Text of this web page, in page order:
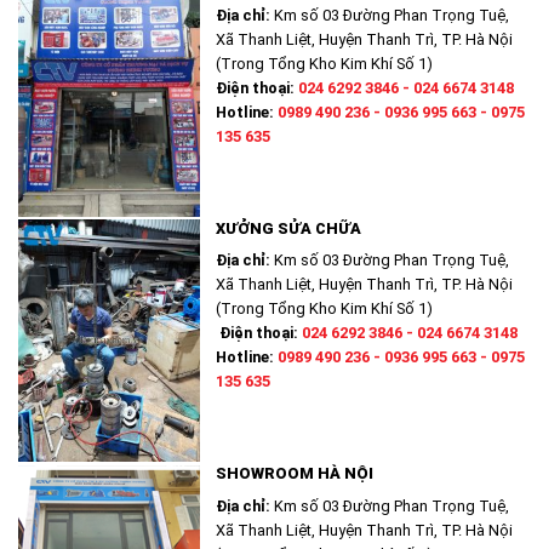
Địa chỉ: Km số 03 Đường Phan Trọng Tuệ,
Xã Thanh Liệt, Huyện Thanh Trì, TP. Hà Nội
(Trong Tổng Kho Kim Khí Số 1)
Điện thoại: 024 6292 3846 - 024 6674 3148
Hotline: 0989 490 236 - 0936 995 663 - 0975
135 635
XƯỞNG SỬA CHỮA
Địa chỉ: Km số 03 Đường Phan Trọng Tuệ,
Xã Thanh Liệt, Huyện Thanh Trì, TP. Hà Nội
(Trong Tổng Kho Kim Khí Số 1)
Điện thoại: 024 6292 3846 - 024 6674 3148
Hotline: 0989 490 236 - 0936 995 663 - 0975
135 635
SHOWROOM HÀ NỘI
Địa chỉ: Km số 03 Đường Phan Trọng Tuệ,
Xã Thanh Liệt, Huyện Thanh Trì, TP. Hà Nội